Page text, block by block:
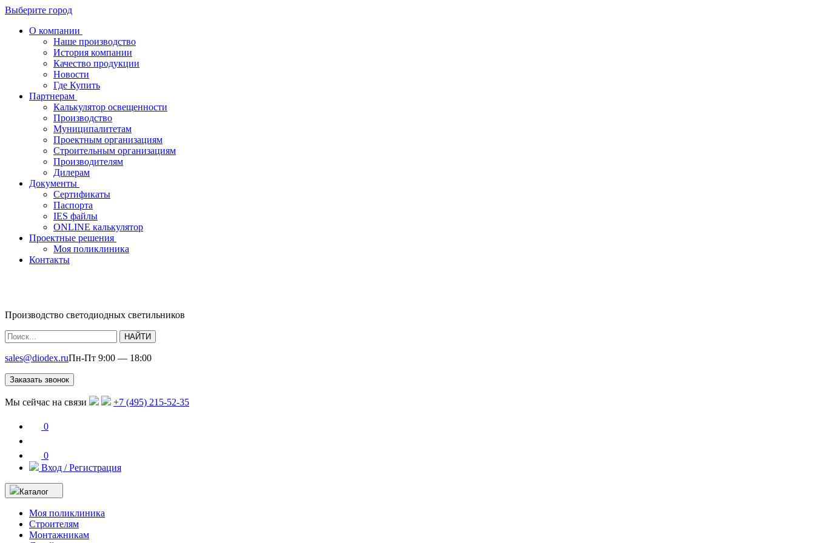
Выберите город
О компании
Наше производство
История компании
Качество продукции
Новости
Где Купить
Партнерам
Калькулятор освещенности
Производство
Муниципалитетам
Проектным организациям
Строительным организациям
Производителям
Дилерам
Документы
Сертификаты
Паспорта
IES файлы
ONLINE калькулятор
Проектные решения
Моя поликлиника
Контакты
Производство светодиодных светильников
НАЙТИ
sales@diodex.ruПн-Пт 9:00 — 18:00
Заказать звонок
Мы сейчас на связи +7 (495) 215-52-35
0
0
Вход / Регистрация
Каталог
Моя поликлиника
Строителям
Монтажникам